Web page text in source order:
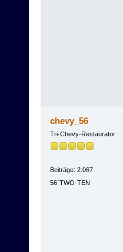
chevy_56
Tri-Chevy-Restaurator
Beiträge: 2.067
56`TWO-TEN